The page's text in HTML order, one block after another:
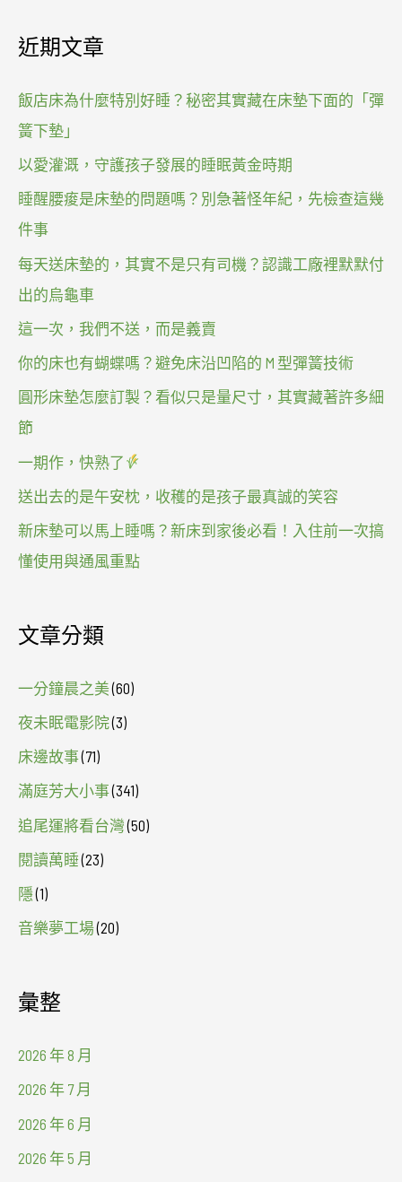
近期文章
飯店床為什麼特別好睡？秘密其實藏在床墊下面的「彈
簧下墊」
以愛灌溉，守護孩子發展的睡眠黃金時期
睡醒腰痠是床墊的問題嗎？別急著怪年紀，先檢查這幾
件事
每天送床墊的，其實不是只有司機？認識工廠裡默默付
出的烏龜車
這一次，我們不送，而是義賣
你的床也有蝴蝶嗎？避免床沿凹陷的 M 型彈簧技術
圓形床墊怎麼訂製？看似只是量尺寸，其實藏著許多細
節
一期作，快熟了
送出去的是午安枕，收穫的是孩子最真誠的笑容
新床墊可以馬上睡嗎？新床到家後必看！入住前一次搞
懂使用與通風重點
文章分類
一分鐘晨之美(60)
夜未眠電影院(3)
床邊故事(71)
滿庭芳大小事(341)
追尾運將看台灣(50)
閱讀萬睡(23)
隱(1)
音樂夢工場(20)
彙整
2026 年 8 月
2026 年 7 月
2026 年 6 月
2026 年 5 月